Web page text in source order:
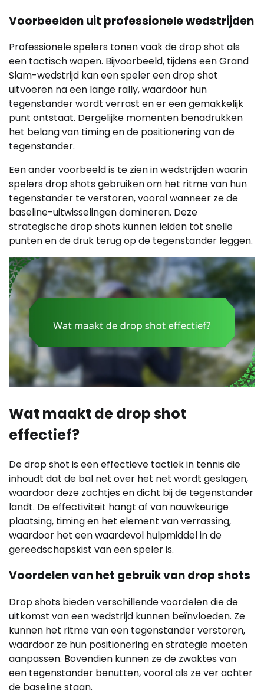
Voorbeelden uit professionele wedstrijden
Professionele spelers tonen vaak de drop shot als
een tactisch wapen. Bijvoorbeeld, tijdens een Grand
Slam-wedstrijd kan een speler een drop shot
uitvoeren na een lange rally, waardoor hun
tegenstander wordt verrast en er een gemakkelijk
punt ontstaat. Dergelijke momenten benadrukken
het belang van timing en de positionering van de
tegenstander.
Een ander voorbeeld is te zien in wedstrijden waarin
spelers drop shots gebruiken om het ritme van hun
tegenstander te verstoren, vooral wanneer ze de
baseline-uitwisselingen domineren. Deze
strategische drop shots kunnen leiden tot snelle
punten en de druk terug op de tegenstander leggen.
Wat maakt de drop shot
effectief?
De drop shot is een effectieve tactiek in tennis die
inhoudt dat de bal net over het net wordt geslagen,
waardoor deze zachtjes en dicht bij de tegenstander
landt. De effectiviteit hangt af van nauwkeurige
plaatsing, timing en het element van verrassing,
waardoor het een waardevol hulpmiddel in de
gereedschapskist van een speler is.
Voordelen van het gebruik van drop shots
Drop shots bieden verschillende voordelen die de
uitkomst van een wedstrijd kunnen beïnvloeden. Ze
kunnen het ritme van een tegenstander verstoren,
waardoor ze hun positionering en strategie moeten
aanpassen. Bovendien kunnen ze de zwaktes van
een tegenstander benutten, vooral als ze ver achter
de baseline staan.